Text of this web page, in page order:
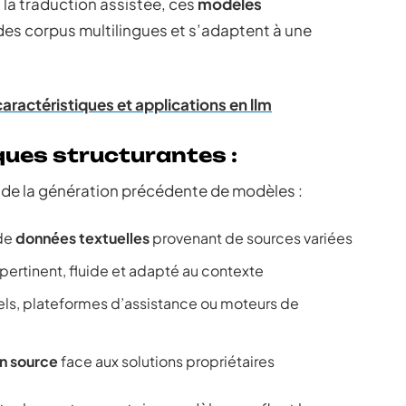
corpus multilingues et s’adaptent à une
et applications en llm
structurantes :
la génération précédente de modèles :
données textuellesprovenant de sources variées
fluide et adapté au contexte
plateformes d’assistance ou moteurs de
sourceface aux solutions propriétaires